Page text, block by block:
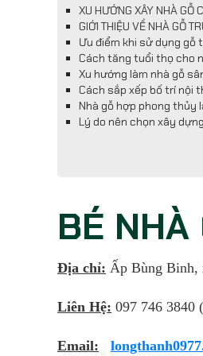
XU HƯỚNG XÂY NHÀ
GIỚI THIỆU VỀ NHÀ GỖ
Ưu điểm khi sử dụng
Cách tăng tuổi thọ cho
Xu hướng làm nhà gỗ
Cách sắp xếp bố trí nội
Nhà gỗ hợp phong
Lý do nên chọn xây
BÉ NHÀ
Địa chỉ: Ấp Bùng Binh,
Liên Hệ: 097 746 3840
Email: